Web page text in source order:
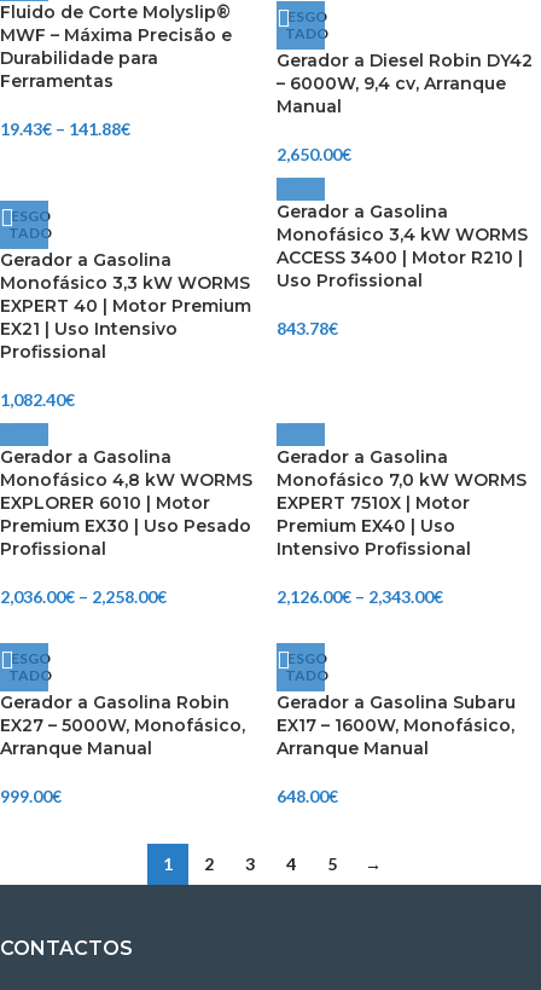
Fluido de Corte Molyslip®
MWF – Máxima Precisão e
Durabilidade para
Ferramentas
19.43€ – 141.88€
ESGO
TADO
Gerador a Diesel Robin DY42
– 6000W, 9,4 cv, Arranque
Manual
2,650.00€
ESGO
TADO
Gerador a Gasolina
Monofásico 3,3 kW WORMS
EXPERT 40 | Motor Premium
EX21 | Uso Intensivo
Profissional
1,082.40€
Gerador a Gasolina
Monofásico 3,4 kW WORMS
ACCESS 3400 | Motor R210 |
Uso Profissional
843.78€
Gerador a Gasolina
Monofásico 4,8 kW WORMS
EXPLORER 6010 | Motor
Premium EX30 | Uso Pesado
Profissional
2,036.00€ – 2,258.00€
Gerador a Gasolina
Monofásico 7,0 kW WORMS
EXPERT 7510X | Motor
Premium EX40 | Uso
Intensivo Profissional
2,126.00€ – 2,343.00€
ESGO
TADO
Gerador a Gasolina Robin
EX27 – 5000W, Monofásico,
Arranque Manual
999.00€
ESGO
TADO
Gerador a Gasolina Subaru
EX17 – 1600W, Monofásico,
Arranque Manual
648.00€
1 2 3 4 5 →
CONTACTOS